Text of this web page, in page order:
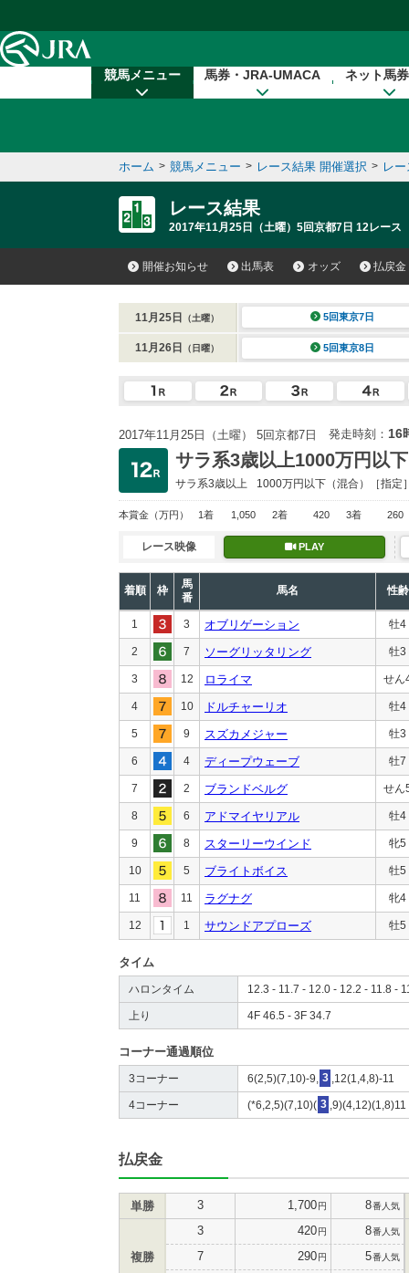
競馬メニュー 馬券・JRA-UMACA ネット馬
ホーム > 競馬メニュー > レース結果 開催選択 > レ
レース結果
2017年11月25日（土曜）5回京都7日 12レース
開催お知らせ 出馬表 オッズ 払戻金
11月25日 （土曜） 5回東京7日
11月26日 （日曜） 5回東京8日
2017年11月25日（土曜） 5回京都7日 発走時刻： 16
サラ系3歳以上1000万円以下
サラ系3歳以上 1000万円以下 （混合）［指定
本賞金 （万円） 1着 1,050 2着 420 3着 260
レース映像 PLAY
着順 枠
馬
番
馬名 性齢
1 3 オブリゲーション 牡4
2 7 ソーグリッタリング 牡3
3 12 ロライマ せん
4 10 ドルチャーリオ 牡4
5 9 スズカメジャー 牡3
6 4 ディープウェーブ 牡7
7 2 ブランドベルグ せん
8 6 アドマイヤリアル 牡4
9 8 スターリーウインド 牝5
10 5 ブライトボイス 牡5
11 11 ラグナグ 牝4
12 1 サウンドアプローズ 牡5
タイム
ハロンタイム 12.3 - 11.7 - 12.0 - 12.2 - 11.8 -
上り 4F 46.5 - 3F 34.7
コーナー通過順位
3コーナー 6(2,5)(7,10)-9, 3 ,12(1,4,8)-11
4コーナー (*6,2,5)(7,10)( 3 ,9)(4,12)(1,8)11
払戻金
単勝 3 1,700円 8番人気
複勝
3 420円 8番人気
7 290円 5番人気